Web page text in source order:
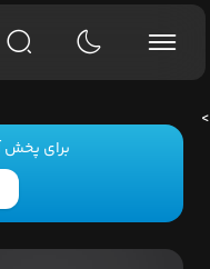
برای پخش
>